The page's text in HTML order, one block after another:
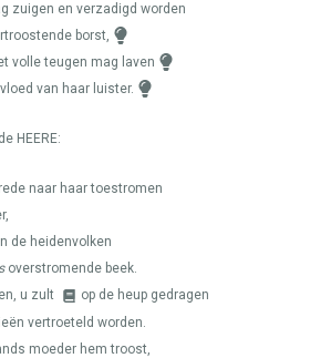
zuigen en verzadigd worden
borst,
volle teugen mag laven
van haar luister.
HEERE:
naar haar toestromen
de heidenvolken
overstromende beek.
u zult
op de heup gedragen
vertroeteld worden.
moeder hem troost,